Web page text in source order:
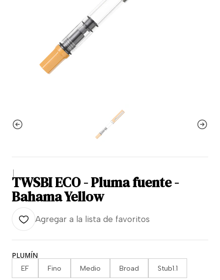
|
TWSBI ECO - Pluma fuente -
Bahama Yellow
Agregar a la lista de favoritos
PLUMÍN
EF Fino Medio Broad Stub1.1